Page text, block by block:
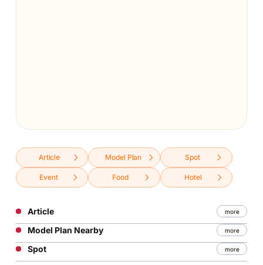
Article Model Plan Spot
Event Food Hotel
Article more
Model Plan Nearby more
Spot more